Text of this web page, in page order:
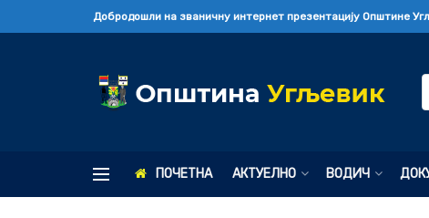
Добродошли на званичну интернет презентацију Општине
ПОЧЕТНА АКТУЕЛНО ВОДИЧ